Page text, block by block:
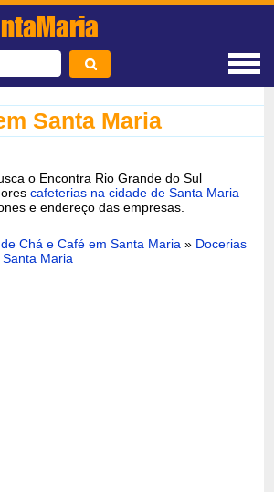
Santa Maria
o Encontra Rio Grande do Sul
cafeterias na cidade de Santa Maria
e endereço das empresas.
Chá e Café em Santa Maria » Docerias
Maria